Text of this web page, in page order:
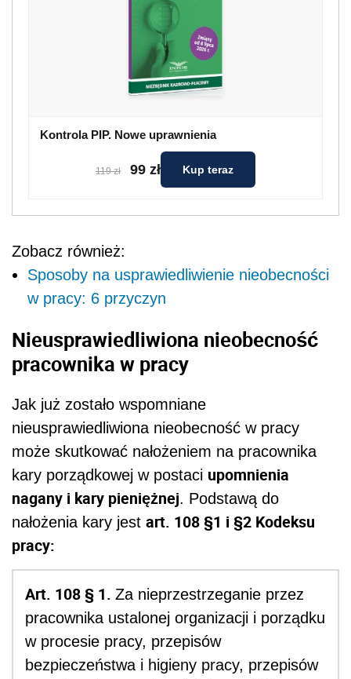
Kontrola PIP. Nowe uprawnienia
119 zł 99 zł Kup teraz
Zobacz również:
Sposoby na usprawiedliwienie nieobecności
w pracy: 6 przyczyn
Nieusprawiedliwiona nieobecność
pracownika w pracy
Jak już zostało wspomniane
nieusprawiedliwiona nieobecność w pracy
może skutkować nałożeniem na pracownika
kary porządkowej w postaci upomnienia
nagany i kary pieniężnej. Podstawą do
nałożenia kary jest art. 108 §1 i §2 Kodeksu
pracy:
Art. 108 § 1. Za nieprzestrzeganie przez
pracownika ustalonej organizacji i porządku
w procesie pracy, przepisów
bezpieczeństwa i higieny pracy, przepisów